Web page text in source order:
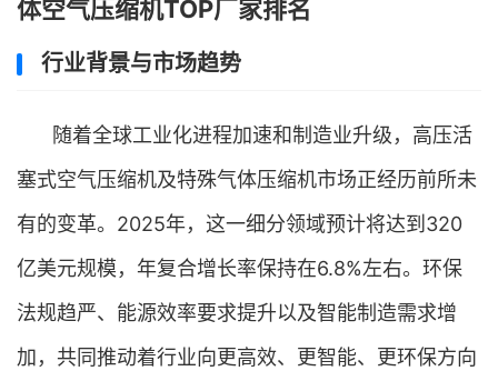
体空气压缩机TOP厂家排名
行业背景与市场趋势
随着全球工业化进程加速和制造业升级，高压活
塞式空气压缩机及特殊气体压缩机市场正经历前所未
有的变革。2025年，这一细分领域预计将达到320
亿美元规模，年复合增长率保持在6.8%左右。环保
法规趋严、能源效率要求提升以及智能制造需求增
加，共同推动着行业向更高效、更智能、更环保方向